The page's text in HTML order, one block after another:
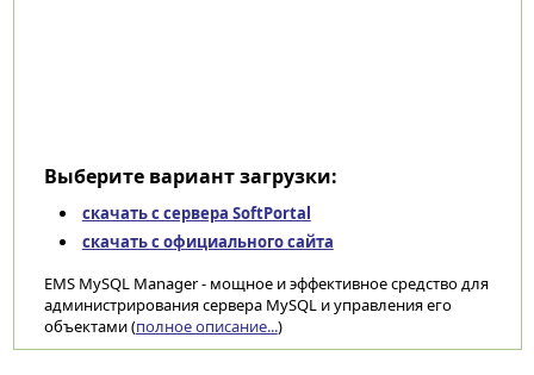
Выберите вариант загрузки:
скачать с сервера SoftPortal
скачать с официального сайта
EMS MySQL Manager - мощное и эффективное средство для
администрирования сервера MySQL и управления его
объектами (полное описание...)